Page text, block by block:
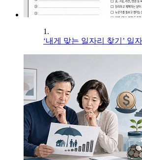
1.
‘내게 맞는 일자리 찾기’ 일